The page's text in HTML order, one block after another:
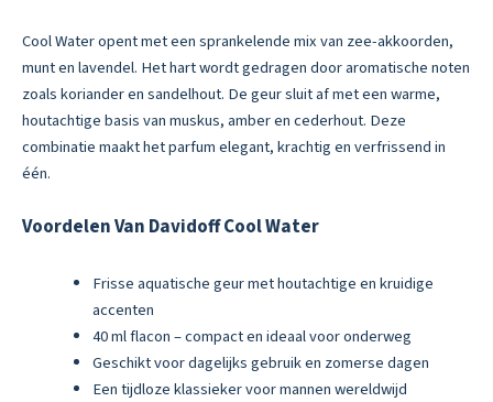
Cool Water opent met een sprankelende mix van zee-akkoorden,
munt en lavendel. Het hart wordt gedragen door aromatische noten
zoals koriander en sandelhout. De geur sluit af met een warme,
houtachtige basis van muskus, amber en cederhout. Deze
combinatie maakt het parfum elegant, krachtig en verfrissend in
één.
Voordelen Van Davidoff Cool Water
Frisse aquatische geur met houtachtige en kruidige
accenten
40 ml flacon – compact en ideaal voor onderweg
Geschikt voor dagelijks gebruik en zomerse dagen
Een tijdloze klassieker voor mannen wereldwijd